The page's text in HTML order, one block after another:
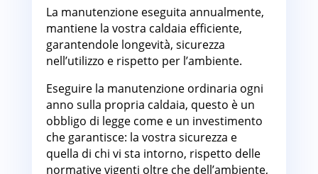
La manutenzione eseguita annualmente,
mantiene la vostra caldaia efficiente,
garantendole longevità, sicurezza
nell’utilizzo e rispetto per l’ambiente.
Eseguire la manutenzione ordinaria ogni
anno sulla propria caldaia, questo è un
obbligo di legge come e un investimento
che garantisce: la vostra sicurezza e
quella di chi vi sta intorno, rispetto delle
normative vigenti oltre che dell’ambiente,